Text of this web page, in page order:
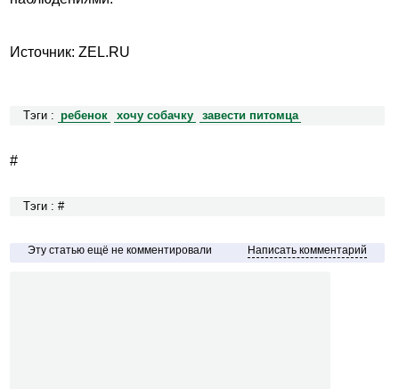
Источник: ZEL.RU
Тэги : ребенок хочу собачку завести питомца
#
Тэги : #
Эту статью ещё не комментировали Написать комментарий